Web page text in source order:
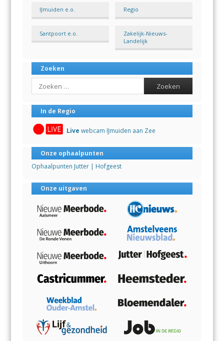
IJmuiden e.o. Regio
Santpoort e.o.
Zakelijk-Nieuws-
Landelijk
Zoeken
Search
In de Regio
Live webcam IJmuiden aan Zee
Onze ophaalpunten
Ophaalpunten Jutter | Hofgeest
Onze uitgaven